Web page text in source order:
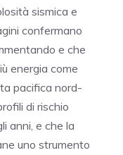
sismica e
confermano
e che
energia come
pacifica nord-
di rischio
anni, e che la
uno strumento